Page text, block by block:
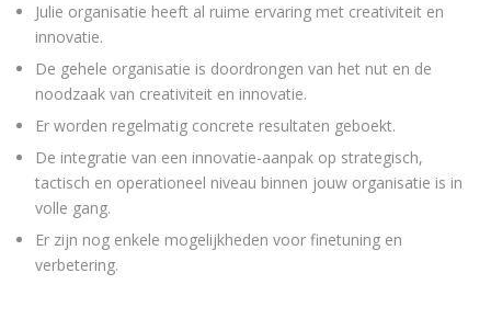
Julie organisatie heeft al ruime ervaring met creativiteit en
innovatie.
De gehele organisatie is doordrongen van het nut en de
noodzaak van creativiteit en innovatie.
Er worden regelmatig concrete resultaten geboekt.
De integratie van een innovatie-aanpak op strategisch,
tactisch en operationeel niveau binnen jouw organisatie is in
volle gang.
Er zijn nog enkele mogelijkheden voor finetuning en
verbetering.